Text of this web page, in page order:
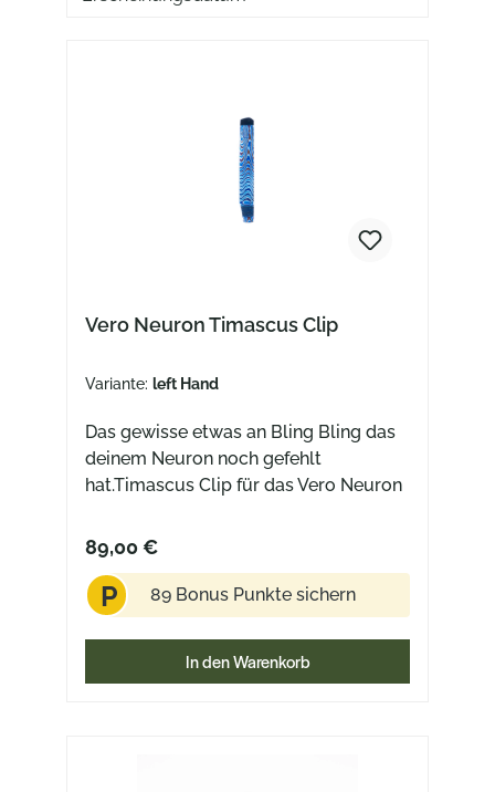
Vero Neuron Timascus Clip
Variante: left Hand
Das gewisse etwas an Bling Bling das
deinem Neuron noch gefehlt
hat.Timascus Clip für das Vero Neuron
89,00 €
P 89 Bonus Punkte sichern
In den Warenkorb